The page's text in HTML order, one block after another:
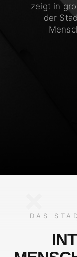
zeigt in
der
DAS